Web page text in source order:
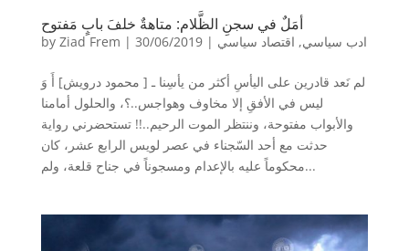
أمَلٌ في سجنِ الظَّلام: متاهةٌ خلفَ بابٍ مَفتوح
by Ziad Frem | 30/06/2019| ادب سياسي, اقتصاد سياسي
لم نَعد قادرين على اليأسِ أكثر من يأسِنا ـ [ محمود درويش] أَ وَ
ليس في الأفقِ إلا مخاوف وهواجس..؟، والحلول أمامنا
والأبواب مفتوحة، وننتظر الموت الرحيم..!! تستحضرني رواية
حدثت مع أحد السّجناء في عصر لويس الرابع عشر، كان
محكوماً عليه بالإعدام ومسجوناً في جناح قلعة، ولم...